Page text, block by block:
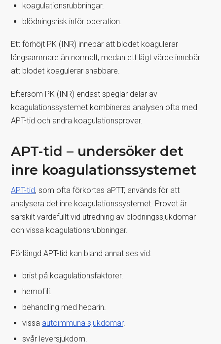
koagulationsrubbningar.
blödningsrisk inför operation.
Ett förhöjt PK (INR) innebär att blodet koagulerar
långsammare än normalt, medan ett lågt värde innebär
att blodet koagulerar snabbare.
Eftersom PK (INR) endast speglar delar av
koagulationssystemet kombineras analysen ofta med
APT-tid och andra koagulationsprover.
APT-tid – undersöker det
inre koagulationssystemet
APT-tid, som ofta förkortas aPTT, används för att
analysera det inre koagulationssystemet. Provet är
särskilt värdefullt vid utredning av blödningssjukdomar
och vissa koagulationsrubbningar.
Förlängd APT-tid kan bland annat ses vid:
brist på koagulationsfaktorer.
hemofili.
behandling med heparin.
vissa autoimmuna sjukdomar.
svår leversjukdom.